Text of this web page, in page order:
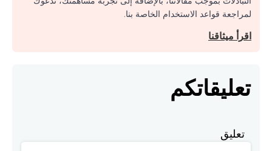
لمراجعة قواعد الاستخدام الخاصة بنا.
اقرأ ميثاقنا
تعليقاتكم
تعليق